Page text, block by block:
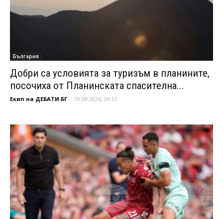
България
Добри са условията за туризъм в планините,
посочиха от Планинската спасителна...
Екип на ДЕБАТИ.БГ - 10.08.2026, 09:51